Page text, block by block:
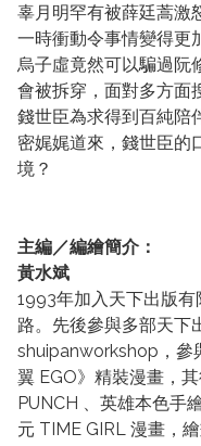
辜月明罕有被薛廷蒿激
一時衝動令事情變得更
烏子虛竟然可以騙過阮
會被拆穿，面對多方
錢世臣為求得到百純陪
密娓娓道來，錢世臣的
境？
主編／編繪簡介：
黃水斌
1993年加入天下出版
路。先後參與多部天下
shuipanworkshop，參
翼 EGO》精裝漫畫，
PUNCH 、英雄本色手
元 TIME GIRL 漫畫，